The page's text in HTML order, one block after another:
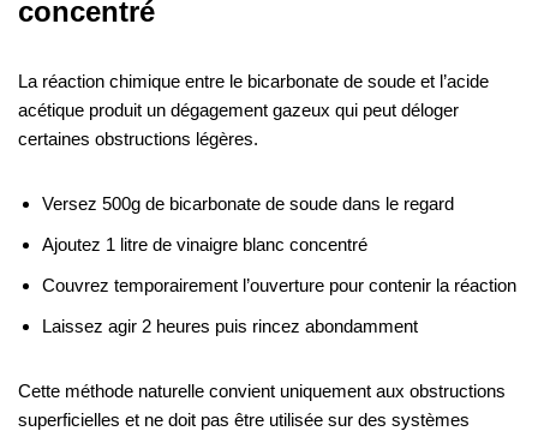
concentré
La réaction chimique entre le bicarbonate de soude et l’acide
acétique produit un dégagement gazeux qui peut déloger
certaines obstructions légères.
Versez 500g de bicarbonate de soude dans le regard
Ajoutez 1 litre de vinaigre blanc concentré
Couvrez temporairement l’ouverture pour contenir la réaction
Laissez agir 2 heures puis rincez abondamment
Cette méthode naturelle convient uniquement aux obstructions
superficielles et ne doit pas être utilisée sur des systèmes